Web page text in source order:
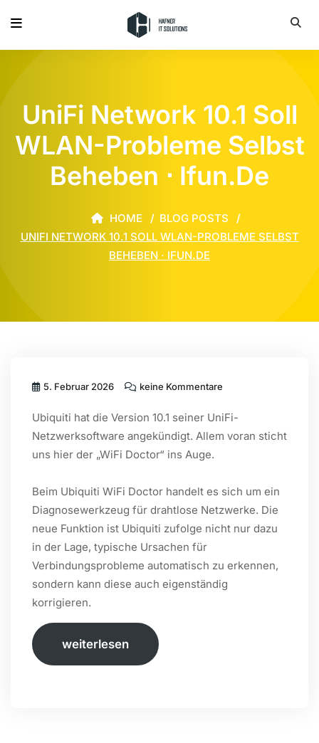
UniFi Network 10.1 Soll
WLAN-Probleme Selbst
Beheben ⋅ Ifun.de
HOME
BLOG POSTS
UNIFI NETWORK 10.1 SOLL WLAN-PROBLEME SELBST
BEHEBEN ⋅ IFUN.DE
5. Februar 2026 keine Kommentare
Ubiquiti hat die Version 10.1 seiner UniFi-
Netzwerksoftware angekündigt. Allem voran sticht
uns hier der „WiFi Doctor“ ins Auge.
Beim Ubiquiti WiFi Doctor handelt es sich um ein
Diagnosewerkzeug für drahtlose Netzwerke. Die
neue Funktion ist Ubiquiti zufolge nicht nur dazu
in der Lage, typische Ursachen für
Verbindungsprobleme automatisch zu erkennen,
sondern kann diese auch eigenständig
korrigieren.
weiterlesen